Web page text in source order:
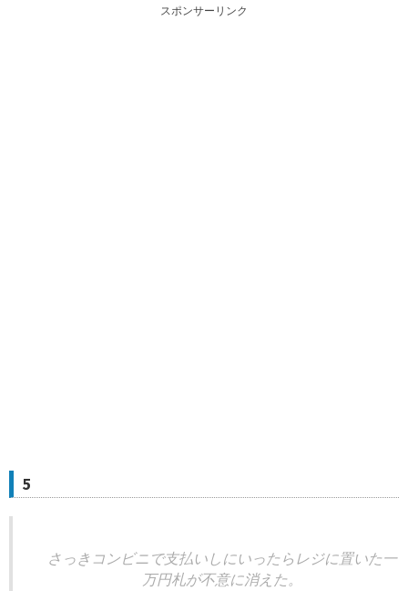
スポンサーリンク
5
さっきコンビニで支払いしにいったらレジに置いた一
万円札が不意に消えた。